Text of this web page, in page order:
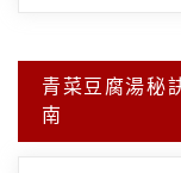
文
章
導
覽
青菜豆腐湯秘
南